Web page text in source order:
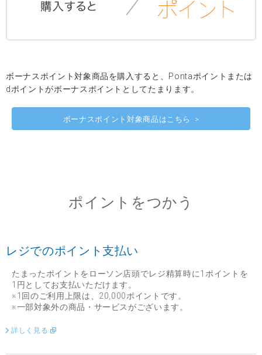
ボーナスポイント対象商品を購入すると、Pontaポイントまたは
dポイントがボーナスポイントとしてたまります。
ボーナスポイント対象商品はこちら
ポイントをつかう
レジでのポイント支払い
たまったポイントをローソン店頭でレジ精算時に1ポイントを
1円としてお支払いただけます。
※1回のご利用上限は、20,000ポイントです。
※一部対象外の商品・サービスがございます。
詳しく見る